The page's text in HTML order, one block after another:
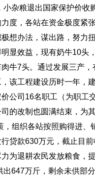
粮退出国家保护价收购
度，各站在资金极度紧
想办法，谋出路，努力
显效益，现有奶牛10头
牛7头。通过发展三产
该工程建设历时一年，
公司16名职工（为职工
的改制也圆满结束，为
，组织各站按照购得进
贷款630万元，截止目
为退耕农民发放粮食，
出647万斤，剩余未供部